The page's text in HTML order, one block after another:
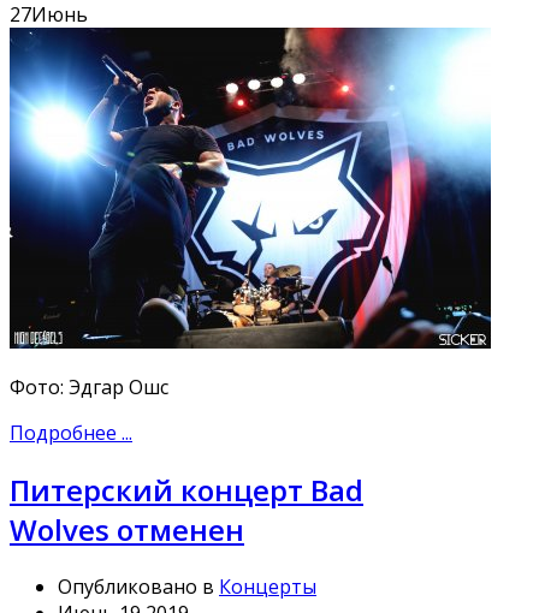
27Июнь
Фото: Эдгар Ошс
Подробнее ...
Питерский концерт Bad
Wolves отменен
Опубликовано в Концерты